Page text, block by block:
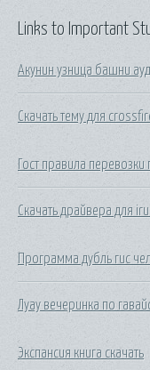
Links to Important
Акунин узница башни
Скачать тему для
Гост правила перевозки
Скачать драйвера для
Программа дубль гис
Луау вечеринка по
Экспансия книга скачать